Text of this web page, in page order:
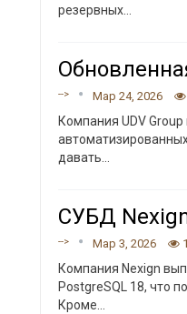
резервных
--> Мар 24, 2026
Компания UDV
давать
СУБД
--> Мар 3, 2026
Компания Nexign
PostgreSQL 18, что
Кроме